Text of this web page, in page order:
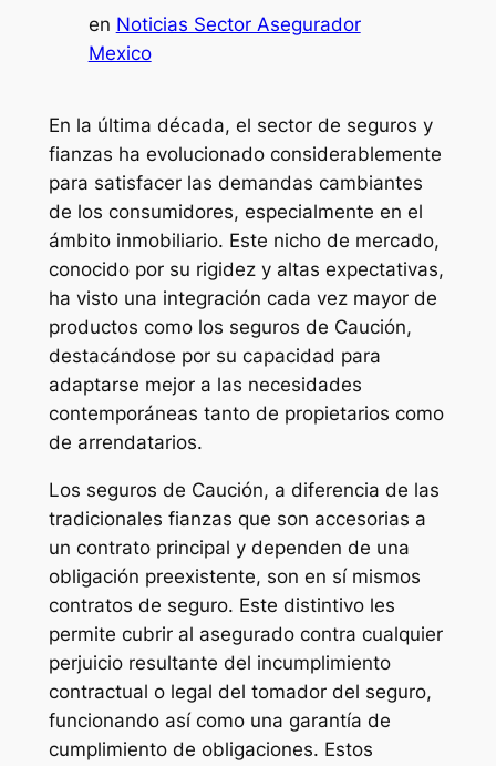
en Noticias Sector Asegurador
Mexico
En la última década, el sector de seguros y
fianzas ha evolucionado considerablemente
para satisfacer las demandas cambiantes
de los consumidores, especialmente en el
ámbito inmobiliario. Este nicho de mercado,
conocido por su rigidez y altas expectativas,
ha visto una integración cada vez mayor de
productos como los seguros de Caución,
destacándose por su capacidad para
adaptarse mejor a las necesidades
contemporáneas tanto de propietarios como
de arrendatarios.
Los seguros de Caución, a diferencia de las
tradicionales fianzas que son accesorias a
un contrato principal y dependen de una
obligación preexistente, son en sí mismos
contratos de seguro. Este distintivo les
permite cubrir al asegurado contra cualquier
perjuicio resultante del incumplimiento
contractual o legal del tomador del seguro,
funcionando así como una garantía de
cumplimiento de obligaciones. Estos